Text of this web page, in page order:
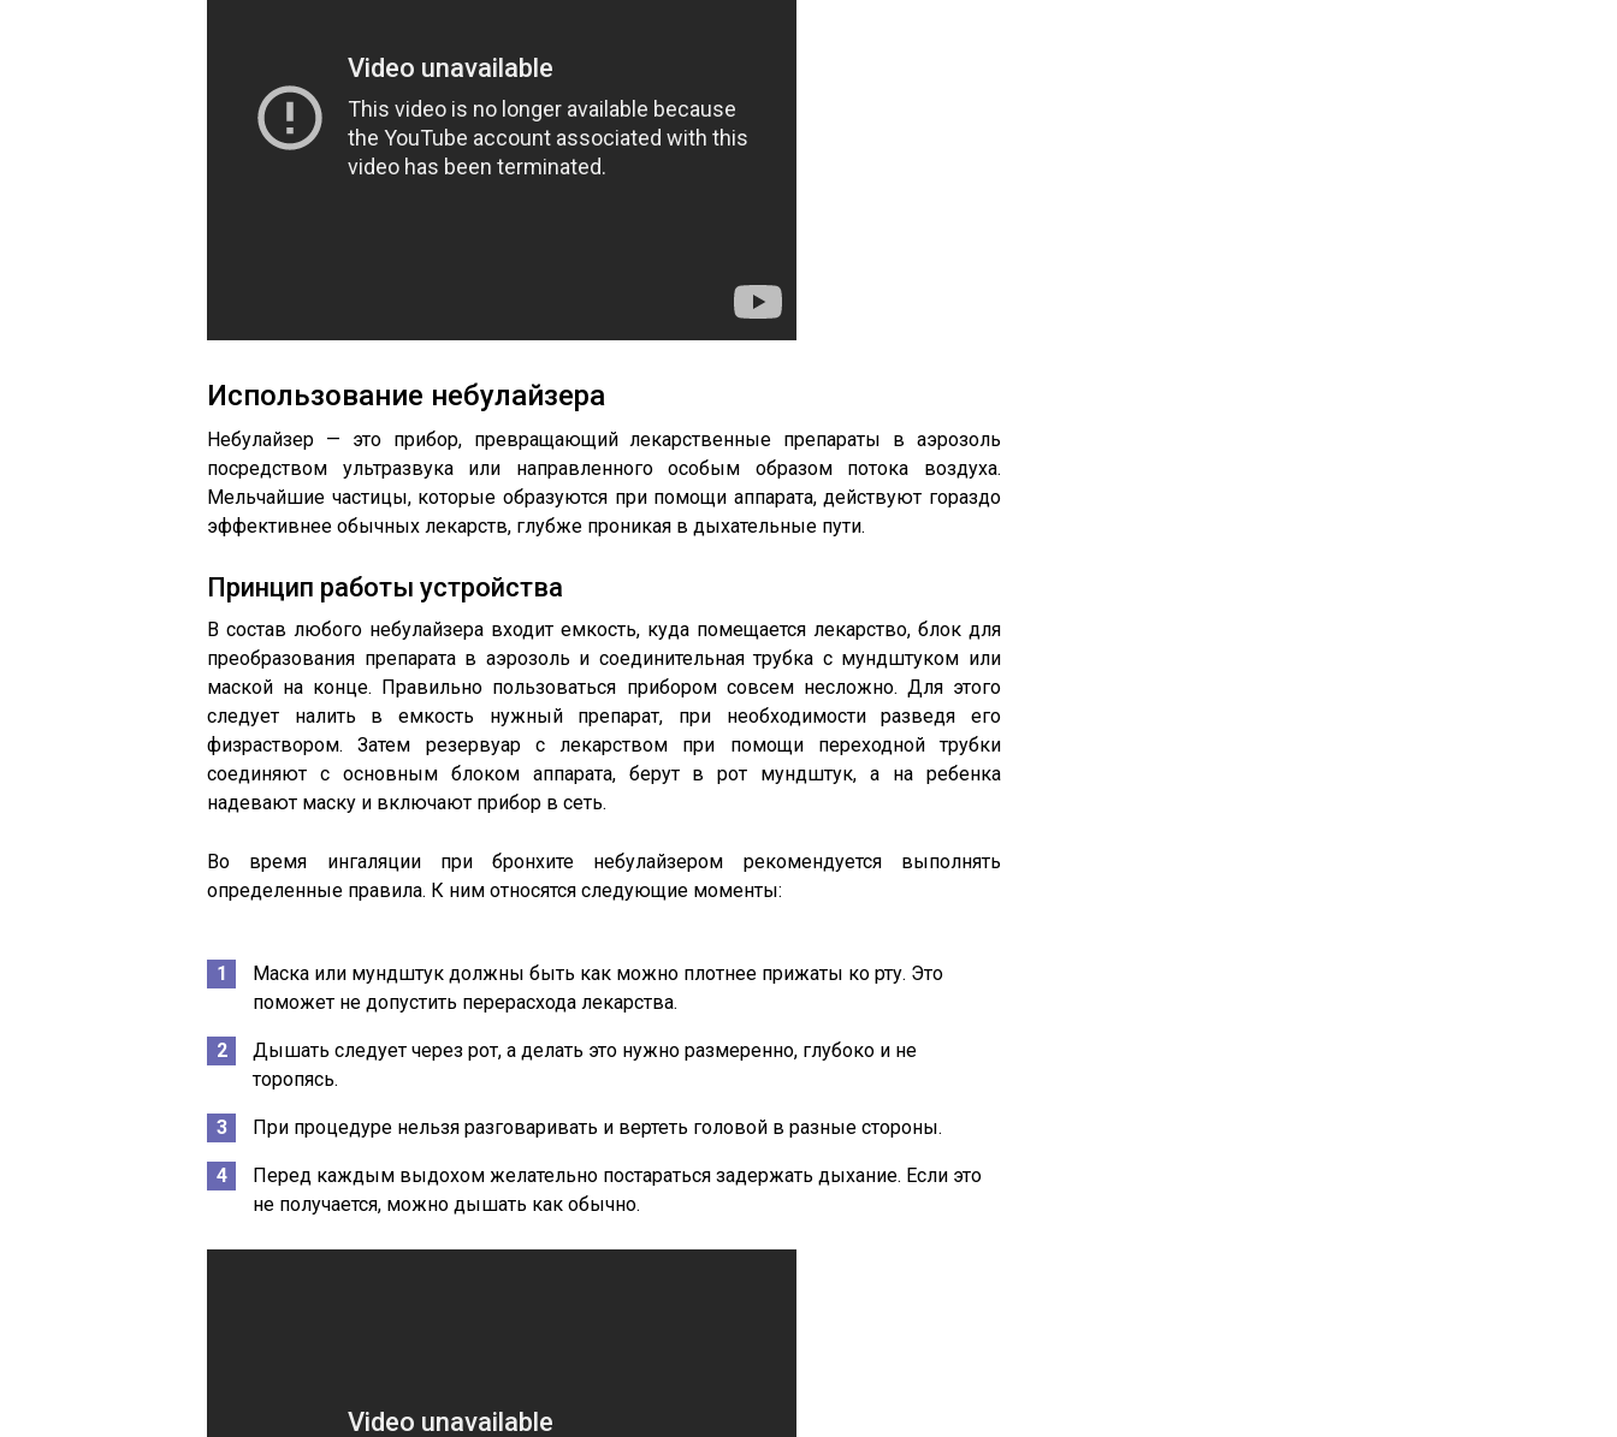
Использование небулайзера
Небулайзер — это прибор, превращающий лекарственные препараты в аэрозоль
посредством ультразвука или направленного особым образом потока воздуха.
Мельчайшие частицы, которые образуются при помощи аппарата, действуют гораздо
эффективнее обычных лекарств, глубже проникая в дыхательные пути.
Принцип работы устройства
В состав любого небулайзера входит емкость, куда помещается лекарство, блок для
преобразования препарата в аэрозоль и соединительная трубка с мундштуком или
маской на конце. Правильно пользоваться прибором совсем несложно. Для этого
следует налить в емкость нужный препарат, при необходимости разведя его
физраствором. Затем резервуар с лекарством при помощи переходной трубки
соединяют с основным блоком аппарата, берут в рот мундштук, а на ребенка
надевают маску и включают прибор в сеть.
Во время ингаляции при бронхите небулайзером рекомендуется выполнять
определенные правила. К ним относятся следующие моменты:
Маска или мундштук должны быть как можно плотнее прижаты ко рту. Это
поможет не допустить перерасхода лекарства.
Дышать следует через рот, а делать это нужно размеренно, глубоко и не
торопясь.
При процедуре нельзя разговаривать и вертеть головой в разные стороны.
Перед каждым выдохом желательно постараться задержать дыхание. Если это
не получается, можно дышать как обычно.